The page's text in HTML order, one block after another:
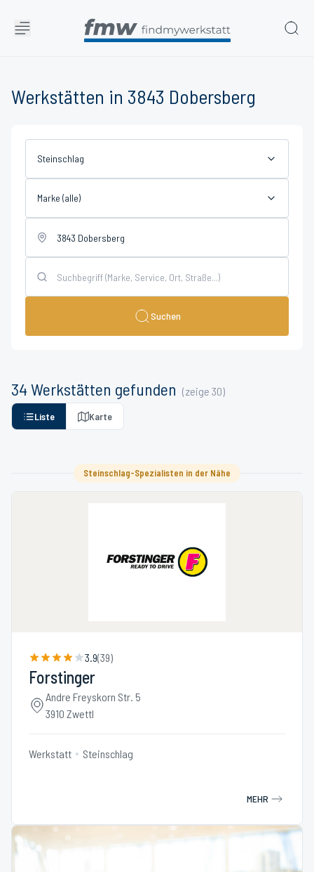
Werkstätten in 3843 Dobersberg
Steinschlag
Marke (alle)
Suchen
34 Werkstätten gefunden (zeige 30)
Liste Karte
Steinschlag-Spezialisten in der Nähe
3.9(39)
Forstinger
Andre Freyskorn Str. 5
3910 Zwettl
Werkstatt Steinschlag
MEHR